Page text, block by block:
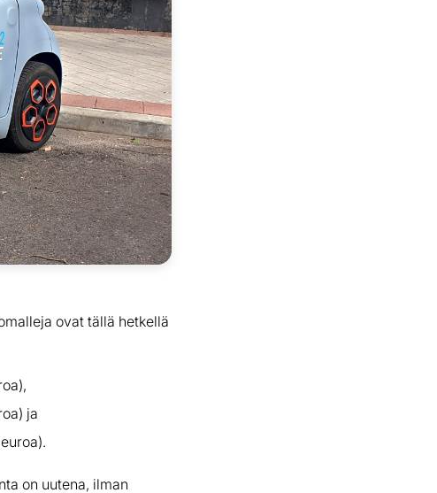
ovat tällä hetkellä
ja
on uutena, ilman